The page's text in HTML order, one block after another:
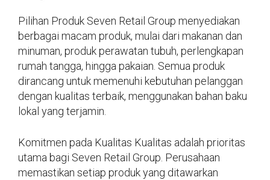
Pilihan Produk Seven Retail Group menyediakan
berbagai macam produk, mulai dari makanan dan
minuman, produk perawatan tubuh, perlengkapan
rumah tangga, hingga pakaian. Semua produk
dirancang untuk memenuhi kebutuhan pelanggan
dengan kualitas terbaik, menggunakan bahan baku
lokal yang terjamin.
Komitmen pada Kualitas Kualitas adalah prioritas
utama bagi Seven Retail Group. Perusahaan
memastikan setiap produk yang ditawarkan